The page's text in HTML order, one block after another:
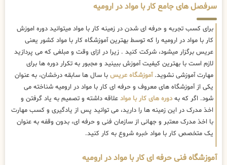
سرفصل های جامع کار با مواد در ارومیه
برای کسب تجربه و حرفه ای شدن در زمینه کار با مواد میتوانید دوره اموزش
کار با مواد در ارومیه را که توسط بهترینآموزشگاه کار با مواد کشور یعنی
عریس برگزار میشود، شرکت کنید . زیرا در ازای وقت و مبلغی که می پردازید
لازم است با بهترین کیفیت آموزش ببینید و مجبور به تکرار دوره ها برای
مهارت آموزشی نشوید.آموزشگاه عریس با سال ها سابقه درخشان، به عنوان
یکی از آموزشگاه های معروف و حرفه ای کار با مواد در ارومیه شناخته می
شود. اگر که بهدوره های کار با مواد علاقه داشته و تصمیم به یاد گرفتن و
اخذ مدرک در این زمینه ها را دارید، می توانید پس از یادگیری و کسب مهارت
با اخذ مدرک معتبر و جهانی از سازمان فنی و حرفه ای، بدون وقفه به عنوان
یک متخصص کار با مواد خبره شروع به کار کنید.
آموزشگاه فنی حرفه ای کار با مواد در ارومیه